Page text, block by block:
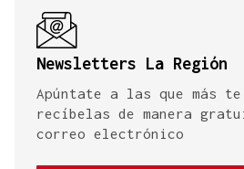
Newsletters La Región
Apúntate a las que más
recíbelas de manera
correo electrónico